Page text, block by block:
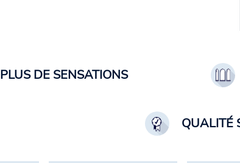
PLUS DE SENSATIONS
QUALITÉ